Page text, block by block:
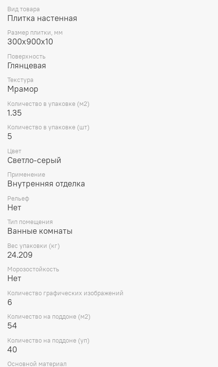
Вид товара
Плитка настенная
Размер плитки, мм
300х900х10
Поверхность
Глянцевая
Текстура
Мрамор
Количество в упаковке (м2)
1.35
Количество в упаковке (шт)
5
Цвет
Светло-серый
Применение
Внутренняя отделка
Рельеф
Нет
Тип помещения
Ванные комнаты
Вес упаковки (кг)
24.209
Морозостойкость
Нет
Количество графических изображений
6
Количество на поддоне (м2)
54
Количество на поддоне (уп)
40
Основной материал